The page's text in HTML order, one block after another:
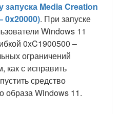
Media Creation
0x20000). При запуске
Windows 11
0xC1900500 –
ограничений
как с исправить
средство
образа Windows 11.